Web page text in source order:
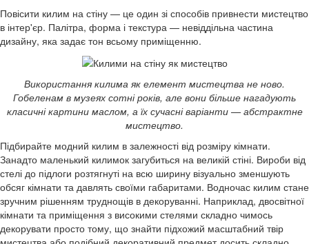
Повісити килим на стіну — це один зі способів привнести мистецтво
в інтер'єр. Палітра, форма і текстура — невіддільна частина
дизайну, яка задає тон всьому приміщенню.
Використання килима як елемент мистецтва не ново.
Гобеленам в музеях сотні років, але вони більше нагадують
класичні картини маслом, а їх сучасні варіанти — абстрактне
мистецтво.
Підбирайте модний килим в залежності від розміру кімнати.
Занадто маленький килимок загубиться на великій стіні. Вироби від
стелі до підлоги розтягнуті на всю ширину візуально зменшують
обсяг кімнати та давлять своїми габаритами. Водночас килим стане
зручним рішенням труднощів в декоруванні. Наприклад, двосвітної
кімнати та приміщення з високими стелями складно чимось
декорувати просто тому, що знайти підхожий масштабний твір